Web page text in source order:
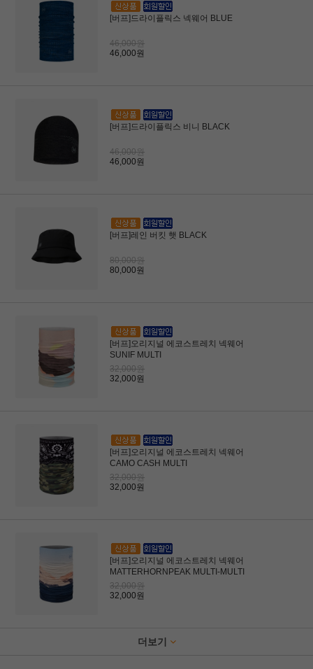
[버프]드라이플릭스 넥웨어 BLUE
46,000원
46,000원
[버프]드라이플릭스 비니 BLACK
46,000원
46,000원
[버프]레인 버킷 햇 BLACK
80,000원
80,000원
[버프]오리지널 에코스트레치 넥웨어
SUNIF MULTI
32,000원
32,000원
[버프]오리지널 에코스트레치 넥웨어
CAMO CASH MULTI
32,000원
32,000원
[버프]오리지널 에코스트레치 넥웨어
MATTERHORNPEAK MULTI-MULTI
32,000원
32,000원
더보기